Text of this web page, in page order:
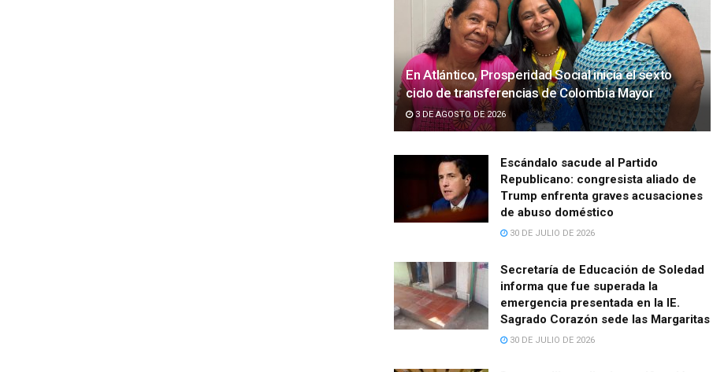
En Atlántico, Prosperidad Social inicia el sexto
ciclo de transferencias de Colombia Mayor
3 DE AGOSTO DE 2026
Escándalo sacude al Partido
Republicano: congresista aliado de
Trump enfrenta graves acusaciones
de abuso doméstico
30 DE JULIO DE 2026
Secretaría de Educación de Soledad
informa que fue superada la
emergencia presentada en la IE.
Sagrado Corazón sede las Margaritas
30 DE JULIO DE 2026